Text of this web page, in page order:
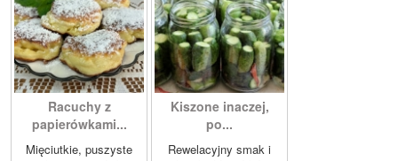
Racuchy z
papierówkami...
Mięciutkie, puszyste
Kiszone inaczej,
po...
Rewelacyjny smak i